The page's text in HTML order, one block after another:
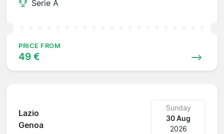
Serie A
PRICE FROM
49 €
Lazio
Genoa
Sunday
30 Aug
2026